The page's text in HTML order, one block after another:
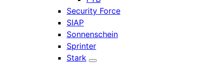
Security Force
SIAP
Sonnenschein
Sprinter
Stark